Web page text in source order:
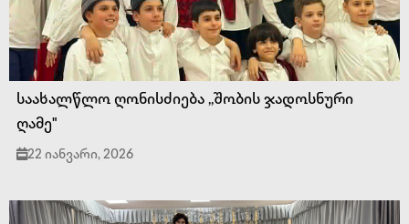
საახალწლო ღონისძიება ,,შობის ჯადოსნური
ღამე"
22 იანვარი, 2026